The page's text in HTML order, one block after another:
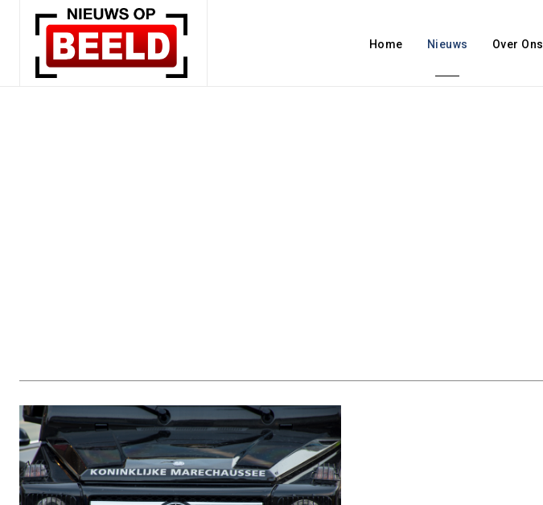
Home Nieuws Over Ons